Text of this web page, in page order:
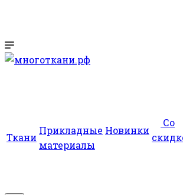
Ткани
Прикладные
материалы
Новинки
Со